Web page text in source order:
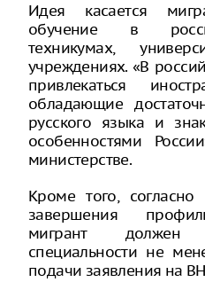
Идея касается
обучение в
техникумах,
учреждениях. «В
привлекаться
обладающие
русского языка и
особенностями
министерстве.
Кроме того, согласно
завершения
мигрант должен
специальности не
подачи заявления на